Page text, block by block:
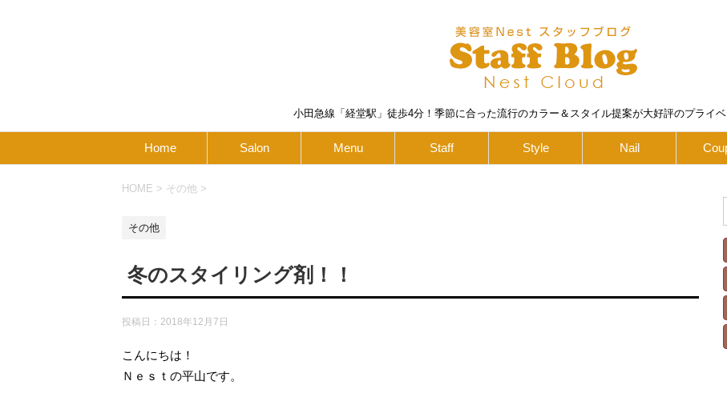
小田急線「経堂駅」徒歩4分！季節に合った流行のカラー＆スタイル提案が大好評のプライ
Home Salon Menu Staff Style Nail
HOME > その他 >
その他
冬のスタイリング剤！！
投稿日： 2018年12月7日
こんにちは！
Ｎｅｓｔの平山です。